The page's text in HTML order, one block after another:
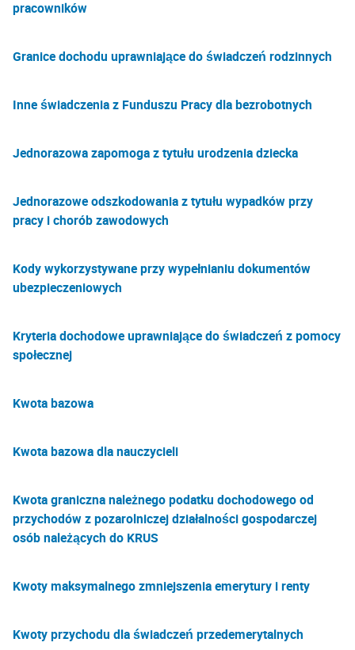
pracowników
Granice dochodu uprawniające do świadczeń rodzinnych
Inne świadczenia z Funduszu Pracy dla bezrobotnych
Jednorazowa zapomoga z tytułu urodzenia dziecka
Jednorazowe odszkodowania z tytułu wypadków przy
pracy i chorób zawodowych
Kody wykorzystywane przy wypełnianiu dokumentów
ubezpieczeniowych
Kryteria dochodowe uprawniające do świadczeń z pomocy
społecznej
Kwota bazowa
Kwota bazowa dla nauczycieli
Kwota graniczna należnego podatku dochodowego od
przychodów z pozarolniczej działalności gospodarczej
osób należących do KRUS
Kwoty maksymalnego zmniejszenia emerytury i renty
Kwoty przychodu dla świadczeń przedemerytalnych